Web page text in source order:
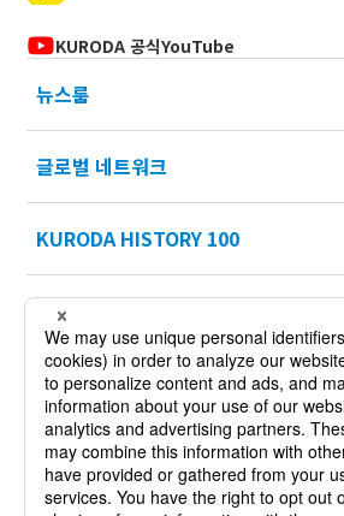
KURODA 공식YouTube
뉴스룸
글로벌 네트워크
KURODA HISTORY 100
채용정보
Sustainability
제품 정보